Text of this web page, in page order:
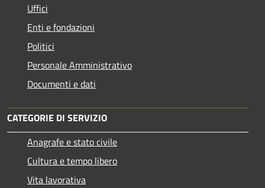
Uffici
Enti e fondazioni
Politici
Personale Amministrativo
Documenti e dati
CATEGORIE DI SERVIZIO
Anagrafe e stato civile
Cultura e tempo libero
Vita lavorativa